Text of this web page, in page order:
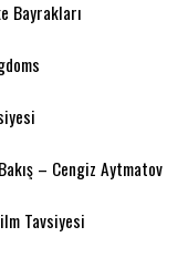
Bayrakları
– Cengiz Aytmatov
Tavsiyesi